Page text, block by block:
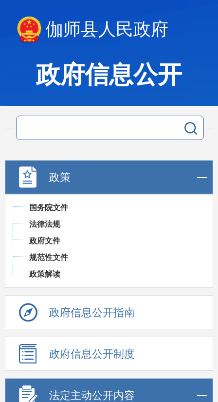
伽师县人民政府
政府信息公开
政策
国务院文件
法律法规
政府文件
规范性文件
政策解读
政府信息公开指南
政府信息公开制度
法定主动公开内容